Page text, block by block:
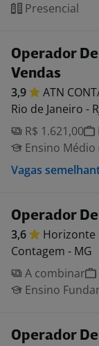
Presencial
Operador
Vendas
3,9 ATN
Rio de Janeiro -
R$ 1.621,00
Ensino Médio
Vagas
Operador
3,6 Horizonte
Contagem - MG
A combinar
Ensino
Operador